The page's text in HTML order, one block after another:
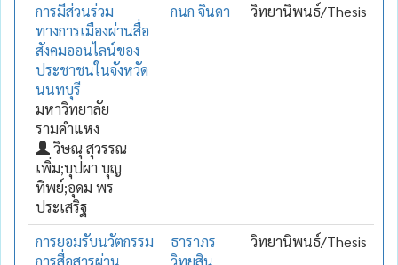
การมีส่วนร่วม
ทางการเมืองผ่านสื่อ
สังคมออนไลน์ของ
ประชาชนในจังหวัด
นนทบุรี
มหาวิทยาลัย
รามคำแหง
วิษณุ สุวรรณ
เพิ่ม;บุปผา บุญ
ทิพย์;อุดม พร
ประเสริฐ
กนก จินดา วิทยานิพนธ์/Thesis
การยอมรับนวัตกรรม
การสื่อสารผ่าน
ธาราภร
วิทยสิน
วิทยานิพนธ์/Thesis